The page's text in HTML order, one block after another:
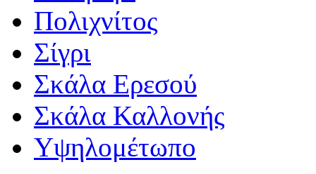
Πολιχνίτος
Σίγρι
Σκάλα Ερεσού
Σκάλα Καλλονής
Υψηλομέτωπο